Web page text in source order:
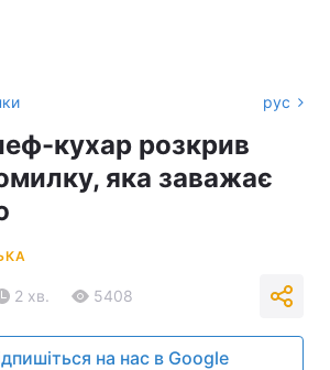
рус
кухар розкрив
яка заважає
2 хв. 5408
на нас в Google